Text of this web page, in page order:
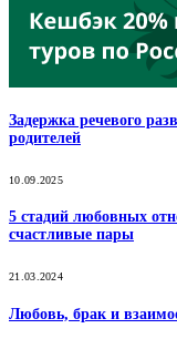
Задержка речевого
родителей
10.09.2025
5 стадий любовных
счастливые пары
21.03.2024
Любовь, брак и